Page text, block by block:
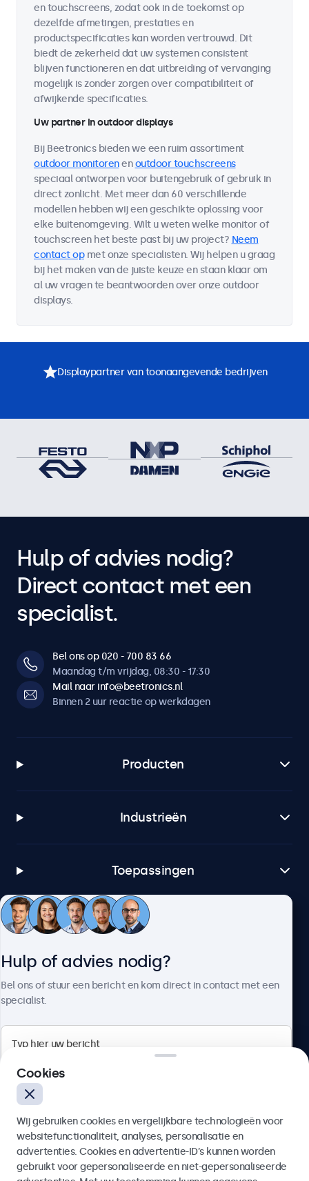
en touchscreens, zodat ook in de toekomst op
dezelfde afmetingen, prestaties en
productspecificaties kan worden vertrouwd. Dit
biedt de zekerheid dat uw systemen consistent
blijven functioneren en dat uitbreiding of vervanging
mogelijk is zonder zorgen over compatibiliteit of
afwijkende specificaties.
Uw partner in outdoor displays
Bij Beetronics bieden we een ruim assortiment
outdoor monitorenenoutdoor touchscreens
speciaal ontworpen voor buitengebruik of gebruik in
direct zonlicht. Met meer dan 60 verschillende
modellen hebben wij een geschikte oplossing voor
elke buitenomgeving. Wilt u weten welke monitor of
touchscreen het beste past bij uw project? Neem
contact opmet onze specialisten. Wij helpen u graag
bij het maken van de juiste keuze en staan klaar om
al uw vragen te beantwoorden over onze outdoor
displays.
Displaypartner van toonaangevende bedrijven
Hulp of advies nodig?
Direct contact met een
specialist.
Bel ons op 020 - 700 83 66
Maandag t/m vrijdag, 08:30 - 17:30
Mail naar info@beetronics.nl
Binnen 2 uur reactie op werkdagen
Producten
Industrieën
Toepassingen
Klantenservice
4.8/5 door 5000+ bedrijven
Nederlands
Hulp of advies nodig?
Bel ons of stuur een bericht en kom direct in contact met een
specialist.
Cookies
Wij gebruiken cookies en vergelijkbare technologieën voor
websitefunctionaliteit, analyses, personalisatie en
advertenties. Cookies en advertentie-ID’s kunnen worden
gebruikt voor gepersonaliseerde en niet-gepersonaliseerde